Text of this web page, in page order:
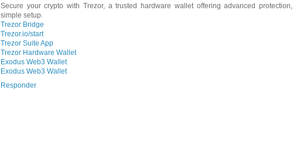
Secure your crypto with Trezor, a trusted hardware wallet offering advanced protection,
simple setup.
Trezor Bridge
Trezor.io/start
Trezor Suite App
Trezor Hardware Wallet
Exodus Web3 Wallet
Exodus Web3 Wallet
Responder